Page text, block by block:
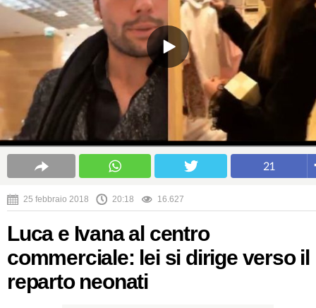
21
25 febbraio 2018 20:18 16.627
Luca e Ivana al centro
commerciale: lei si dirige verso il
reparto neonati